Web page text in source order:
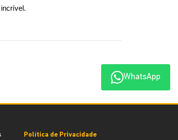
WhatsApp
Política de Privacidade